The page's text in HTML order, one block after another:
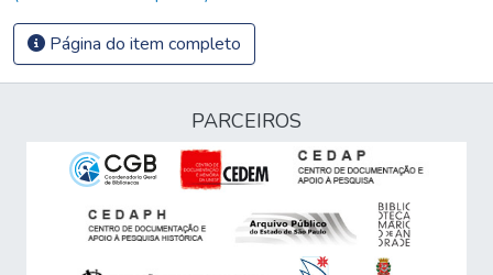
Página do item completo
PARCEIROS